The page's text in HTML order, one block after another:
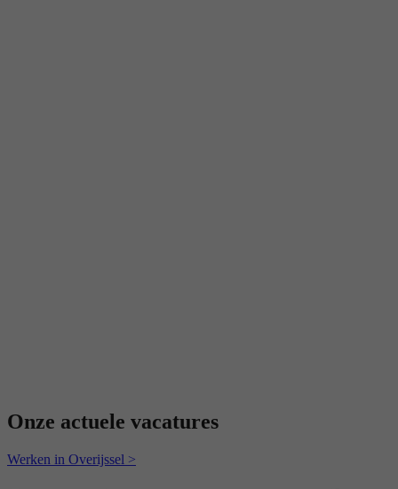
Onze actuele vacatures
Werken in Overijssel >